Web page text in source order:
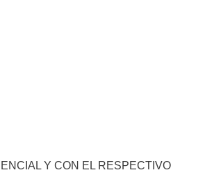
Y CON EL RESPECTIVO